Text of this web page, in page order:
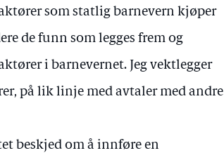
som statlig barnevern kjøper
de funn som legges frem og
i barnevernet. Jeg vektlegger
på lik linje med avtaler med andre
beskjed om å innføre en